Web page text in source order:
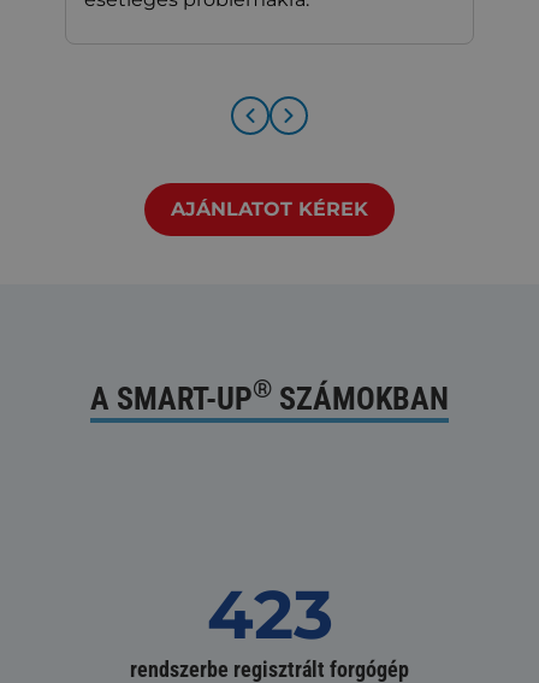
AJÁNLATOT KÉREK
A SMART-UP® SZÁMOKBAN
423
rendszerbe regisztrált forgógép